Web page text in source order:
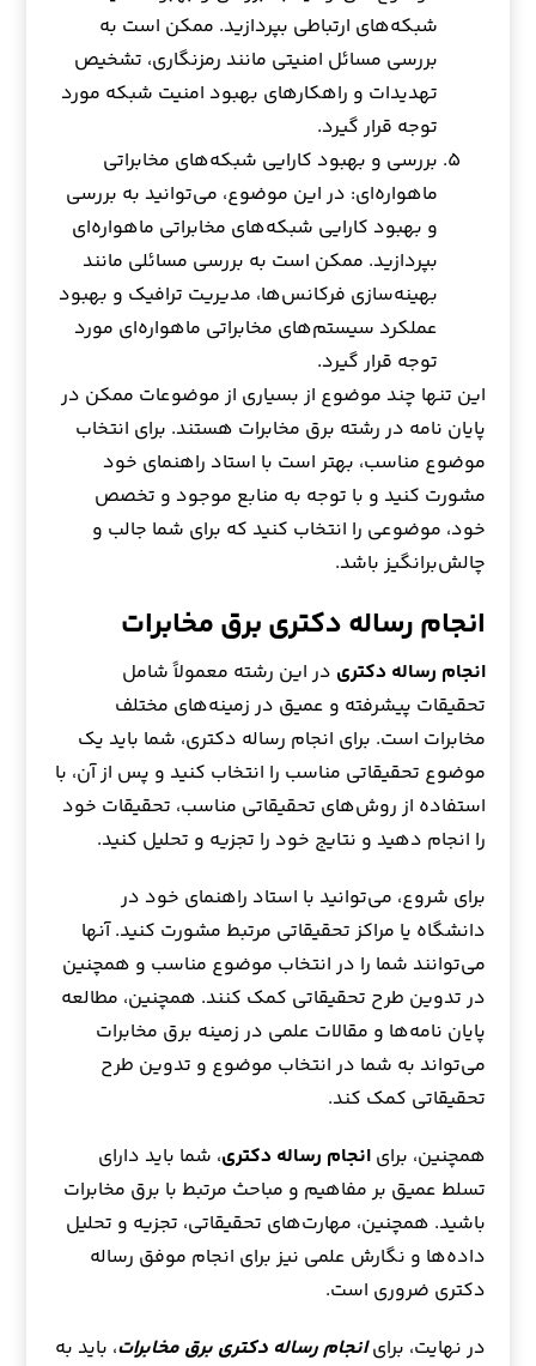
شبکه‌های ارتباطی بپردازید. ممکن است به
بررسی مسائل امنیتی مانند رمزنگاری، تشخیص
تهدیدات و راهکارهای بهبود امنیت شبکه مورد
توجه قرار گیرد.
بررسی و بهبود کارایی شبکه‌های مخابراتی
ماهواره‌ای: در این موضوع، می‌توانید به بررسی
و بهبود کارایی شبکه‌های مخابراتی ماهواره‌ای
بپردازید. ممکن است به بررسی مسائلی مانند
بهینه‌سازی فرکانس‌ها، مدیریت ترافیک و بهبود
عملکرد سیستم‌های مخابراتی ماهواره‌ای مورد
توجه قرار گیرد.
این تنها چند موضوع از بسیاری از موضوعات ممکن در
پایان نامه در رشته برق مخابرات هستند. برای انتخاب
موضوع مناسب، بهتر است با استاد راهنمای خود
مشورت کنید و با توجه به منابع موجود و تخصص
خود، موضوعی را انتخاب کنید که برای شما جالب و
چالش‌برانگیز باشد.
انجام رساله دکتری برق مخابرات
انجام رساله دکتری در این رشته معمولاً شامل
تحقیقات پیشرفته و عمیق در زمینه‌های مختلف
مخابرات است. برای انجام رساله دکتری، شما باید یک
موضوع تحقیقاتی مناسب را انتخاب کنید و پس از آن، با
استفاده از روش‌های تحقیقاتی مناسب، تحقیقات خود
را انجام دهید و نتایج خود را تجزیه و تحلیل کنید.
برای شروع، می‌توانید با استاد راهنمای خود در
دانشگاه یا مراکز تحقیقاتی مرتبط مشورت کنید. آنها
می‌توانند شما را در انتخاب موضوع مناسب و همچنین
در تدوین طرح تحقیقاتی کمک کنند. همچنین، مطالعه
پایان نامه‌ها و مقالات علمی در زمینه برق مخابرات
می‌تواند به شما در انتخاب موضوع و تدوین طرح
تحقیقاتی کمک کند.
همچنین، برایانجام رساله دکتری، شما باید دارای
تسلط عمیق بر مفاهیم و مباحث مرتبط با برق مخابرات
باشید. همچنین، مهارت‌های تحقیقاتی، تجزیه و تحلیل
داده‌ها و نگارش علمی نیز برای انجام موفق رساله
دکتری ضروری است.
در نهایت، برایانجام رساله دکتری برق مخابرات، باید به